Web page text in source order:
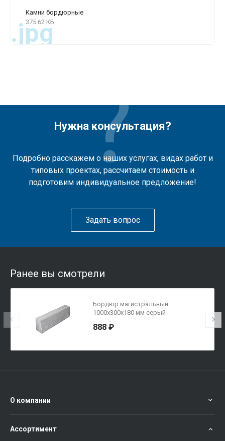
Камни бордюрные
375.62 КБ
.jpg
Нужна консультация?
Подробно расскажем о наших услугах, видах работ и
типовых проектах, рассчитаем стоимость и
подготовим индивидуальное предложение!
Задать вопрос
Ранее вы смотрели
Бордюр магистральный
1000х300х180 мм серый
888 ₽
О компании
Ассортимент